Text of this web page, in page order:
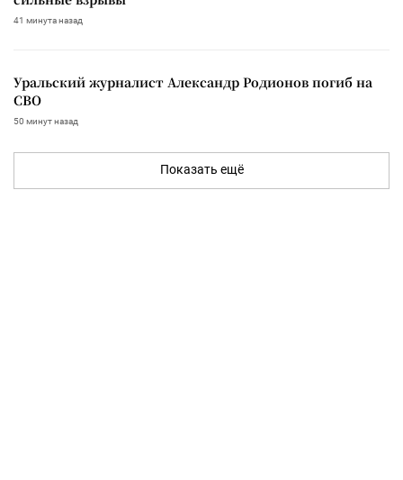
41 минута назад
Уральский журналист Александр Родионов погиб на
СВО
50 минут назад
Показать ещё